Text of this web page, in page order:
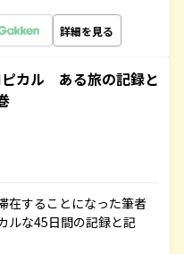
詳細を見る
ピカル ある旅の記録と
在することになった筆者
ルな45日間の記録と記